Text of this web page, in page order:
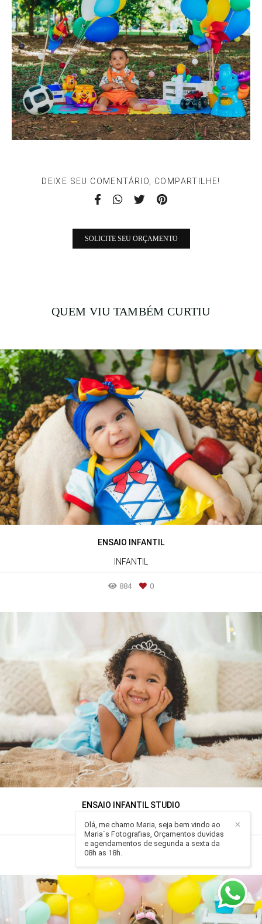
DEIXE SEU COMENTÁRIO, COMPARTILHE!
SOLICITE SEU ORÇAMENTO
QUEM VIU TAMBÉM CURTIU
ENSAIO INFANTIL
INFANTIL
884 0
ENSAIO INFANTIL STUDIO
INFANTIL
955 0
✕
Olá, me chamo Maria, seja bem vindo ao
Maria´s Fotografias, Orçamentos duvidas
e agendamentos de segunda a sexta da
08h as 18h.